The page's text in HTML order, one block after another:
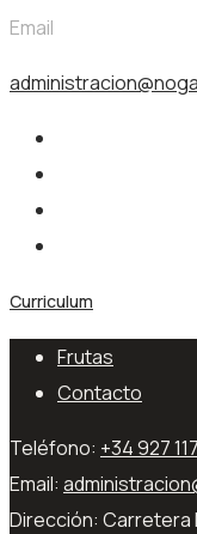
Email
Curriculum
Frutas
Contacto
Teléfono: +34 927
Email:
Dirección: Carretera